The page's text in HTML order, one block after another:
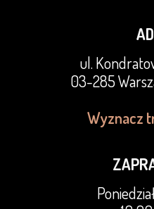
ul.
03-285
Wyznacz